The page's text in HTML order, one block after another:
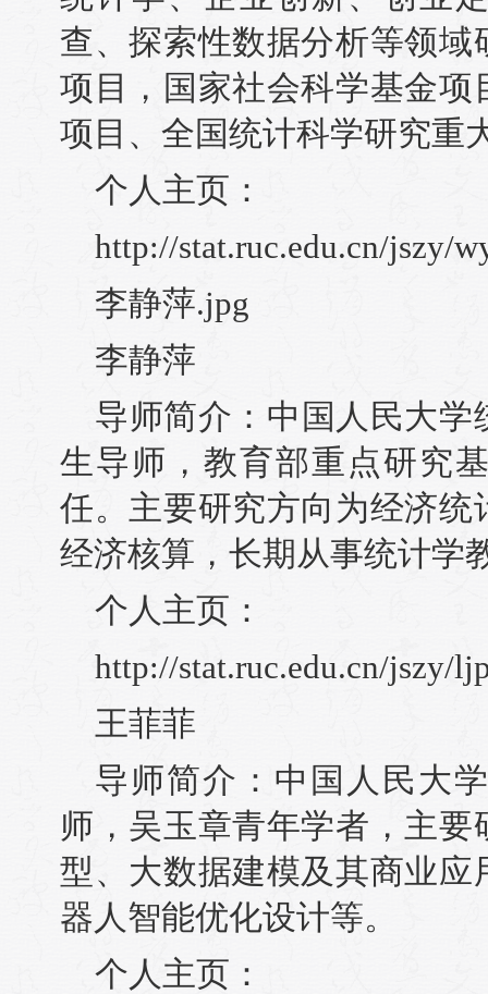
查、探索性数据分析等领
项目，国家社会科学基金
项目、全国统计科学研究重
个人主页：
http://stat.ruc.edu.cn/jszy/
李静萍.jpg
李静萍
导师简介：中国人民大
生导师，教育部重点研究
任。主要研究方向为经济
经济核算，长期从事统计学
个人主页：
http://stat.ruc.edu.cn/jszy/
王菲菲
导师简介：中国人民大
师，吴玉章青年学者，主
型、大数据建模及其商业
器人智能优化设计等。
个人主页：